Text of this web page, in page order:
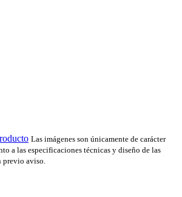
Las imágenes son únicamente de carácter
a las especificaciones técnicas y diseño de las
previo aviso.